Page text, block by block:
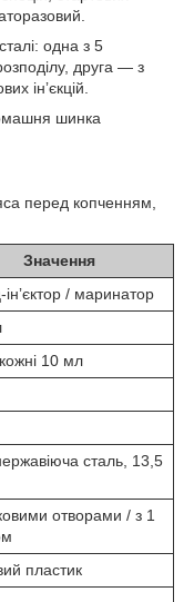
одна з 5
друга — з
інʼєкцій.
шинка
перед копченням,
Значення
/ маринатор
10 мл
сталь, 13,5
отворами / з 1
пластик